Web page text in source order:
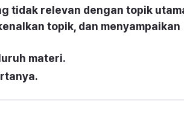
tidak relevan dengan topik
topik, dan menyampaikan
materi.